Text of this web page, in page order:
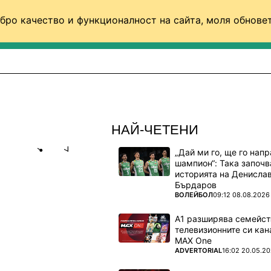
качество и функционалност на сайта, моля
НАЙ-ЧЕТЕНИ
„Дай ми го, ще го
шампион“: Така
историята на Денислав
Бърдаров
ПОВЕЧЕ ОТ
ВОЛЕЙБОЛ09:12 08.08.2026
А1 разширява
телевизионните си
MAX One
ПОВЕЧЕ ОТ
ADVERTORIAL16:02